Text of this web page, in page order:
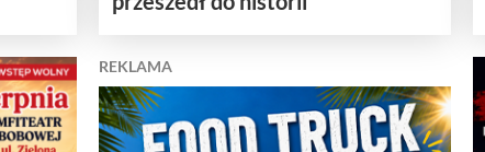
REKLAMA